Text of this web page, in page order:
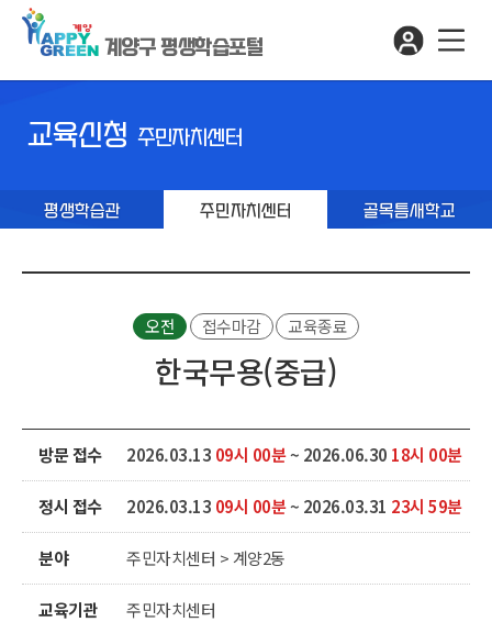
계양구 평생학습포털
교육신청 주민자치센터
평생학습관 주민자치센터 골목틈새학교
오전 접수마감 교육종료
한국무용(중급)
방문 접수 2026.03.13 09시 00분~ 2026.06.30 18시 00분
정시 접수 2026.03.13 09시 00분~ 2026.03.31 23시 59분
분야 주민자치센터 > 계양2동
교육기관 주민자치센터